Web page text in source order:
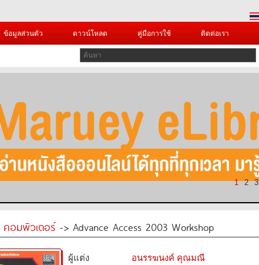
ข้อมูลส่วนตัว ดาวน์โหลด คู่มือการใช้ ติดต่อเรา
1 2 3
คอมพิวเตอร์-> Advance Access 2003 Workshop
ผู้แต่ง
อนรรฆนงค์ คุณมณี